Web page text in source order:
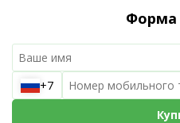
Форма
+7